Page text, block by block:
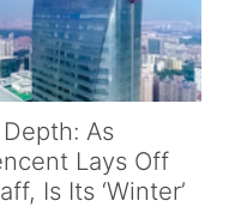
Depth: As
Lays Off
Is Its ‘Winter’